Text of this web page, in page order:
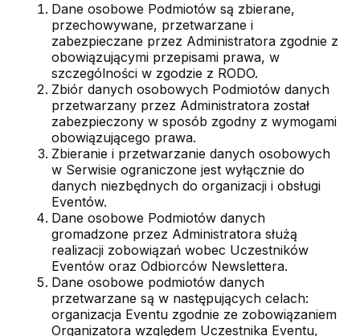
Dane osobowe Podmiotów są zbierane,
przechowywane, przetwarzane i
zabezpieczane przez Administratora zgodnie z
obowiązującymi przepisami prawa, w
szczególności w zgodzie z RODO.
Zbiór danych osobowych Podmiotów danych
przetwarzany przez Administratora został
zabezpieczony w sposób zgodny z wymogami
obowiązującego prawa.
Zbieranie i przetwarzanie danych osobowych
w Serwisie ograniczone jest wyłącznie do
danych niezbędnych do organizacji i obsługi
Eventów.
Dane osobowe Podmiotów danych
gromadzone przez Administratora służą
realizacji zobowiązań wobec Uczestników
Eventów oraz Odbiorców Newslettera.
Dane osobowe podmiotów danych
przetwarzane są w następujących celach:
organizacja Eventu zgodnie ze zobowiązaniem
Organizatora względem Uczestnika Eventu,